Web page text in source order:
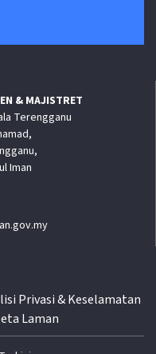
& MAJISTRET
Terengganu
Iman
Privasi & Keselamatan
Laman